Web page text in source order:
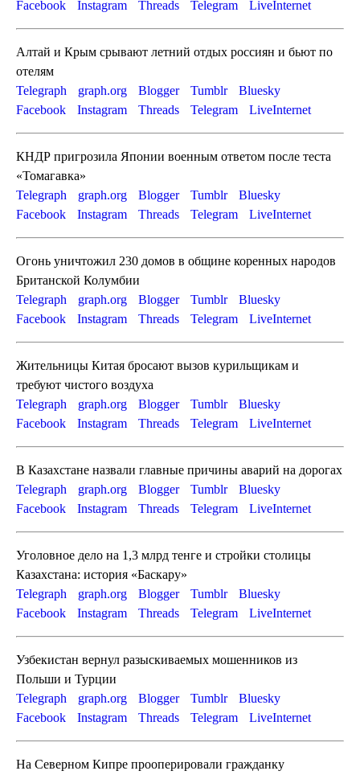
Facebook Instagram Threads Telegram LiveInternet
Алтай и Крым срывают летний отдых россиян и бьют по
отелям
Telegraph
graph.org Blogger Tumblr
Bluesky
Facebook
Instagram Threads Telegram LiveInternet
КНДР пригрозила Японии военным ответом после теста
«Томагавка»
Telegraph
graph.org Blogger Tumblr
Bluesky
Facebook
Instagram Threads Telegram LiveInternet
Огонь уничтожил 230 домов в общине коренных народов
Британской Колумбии
Telegraph
graph.org Blogger Tumblr
Bluesky
Facebook
Instagram Threads Telegram LiveInternet
Жительницы Китая бросают вызов курильщикам и
требуют чистого воздуха
Telegraph
graph.org Blogger Tumblr
Bluesky
Facebook
Instagram Threads Telegram LiveInternet
В Казахстане назвали главные причины аварий на дорогах
Telegraph
graph.org Blogger Tumblr
Bluesky
Facebook
Instagram Threads Telegram LiveInternet
Уголовное дело на 1,3 млрд тенге и стройки столицы
Казахстана: история «Баскару»
Telegraph
graph.org Blogger Tumblr
Bluesky
Facebook
Instagram Threads Telegram LiveInternet
Узбекистан вернул разыскиваемых мошенников из
Польши и Турции
Telegraph
graph.org Blogger Tumblr
Bluesky
Facebook
Instagram Threads Telegram LiveInternet
На Северном Кипре прооперировали гражданку